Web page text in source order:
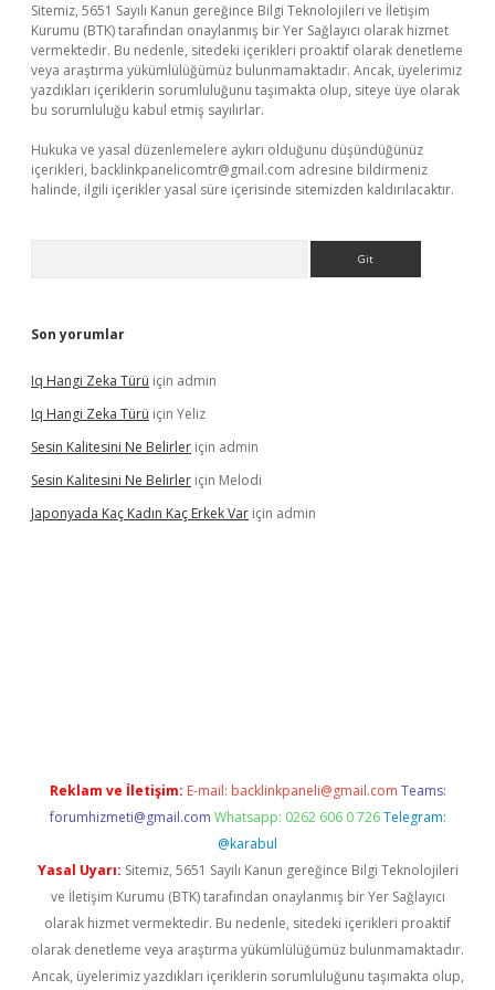
Sitemiz, 5651 Sayılı Kanun gereğince Bilgi Teknolojileri ve İletişim
Kurumu (BTK) tarafından onaylanmış bir Yer Sağlayıcı olarak hizmet
vermektedir. Bu nedenle, sitedeki içerikleri proaktif olarak denetleme
veya araştırma yükümlülüğümüz bulunmamaktadır. Ancak, üyelerimiz
yazdıkları içeriklerin sorumluluğunu taşımakta olup, siteye üye olarak
bu sorumluluğu kabul etmiş sayılırlar.
Hukuka ve yasal düzenlemelere aykırı olduğunu düşündüğünüz
içerikleri, backlinkpanelicomtr@gmail.com adresine bildirmeniz
halinde, ilgili içerikler yasal süre içerisinde sitemizden kaldırılacaktır.
Son yorumlar
Iq Hangi Zeka Türü için admin
Iq Hangi Zeka Türü için Yeliz
Sesin Kalitesini Ne Belirler için admin
Sesin Kalitesini Ne Belirler için Melodi
Japonyada Kaç Kadın Kaç Erkek Var için admin
Reklam ve İletişim: E-mail: backlinkpaneli@gmail.com Teams:
forumhizmeti@gmail.com Whatsapp: 0262 606 0 726 Telegram:
@karabul
Yasal Uyarı: Sitemiz, 5651 Sayılı Kanun gereğince Bilgi Teknolojileri
ve İletişim Kurumu (BTK) tarafından onaylanmış bir Yer Sağlayıcı
olarak hizmet vermektedir. Bu nedenle, sitedeki içerikleri proaktif
olarak denetleme veya araştırma yükümlülüğümüz bulunmamaktadır.
Ancak, üyelerimiz yazdıkları içeriklerin sorumluluğunu taşımakta olup,